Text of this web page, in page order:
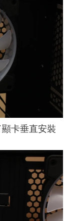
卡垂直安裝